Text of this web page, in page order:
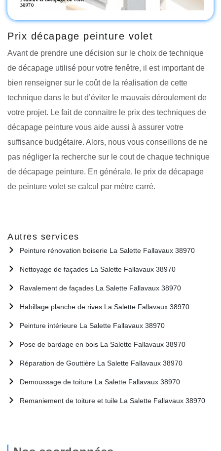
Prix décapage peinture volet
Avant de prendre une décision sur le choix de technique
de décapage utilisé pour votre fenêtre, il est important de
bien renseigner sur le coût de la réalisation de cette
technique dans le but d’éviter le mauvais déroulement de
votre projet. Le fait de connaitre le prix des techniques de
décapage peinture vous aide aussi à assurer votre
suffisance budgétaire. Alors, nous vous conseillons de ne
pas négliger la recherche sur le cout de chaque technique
de décapage peinture. En générale, le prix de décapage
de peinture volet se calcul par mètre carré.
Autres services
Peinture rénovation boiserie La Salette Fallavaux 38970
Nettoyage de façades La Salette Fallavaux 38970
Ravalement de façades La Salette Fallavaux 38970
Habillage planche de rives La Salette Fallavaux 38970
Peinture intérieure La Salette Fallavaux 38970
Pose de bardage en bois La Salette Fallavaux 38970
Réparation de Gouttière La Salette Fallavaux 38970
Demoussage de toiture La Salette Fallavaux 38970
Remaniement de toiture et tuile La Salette Fallavaux 38970